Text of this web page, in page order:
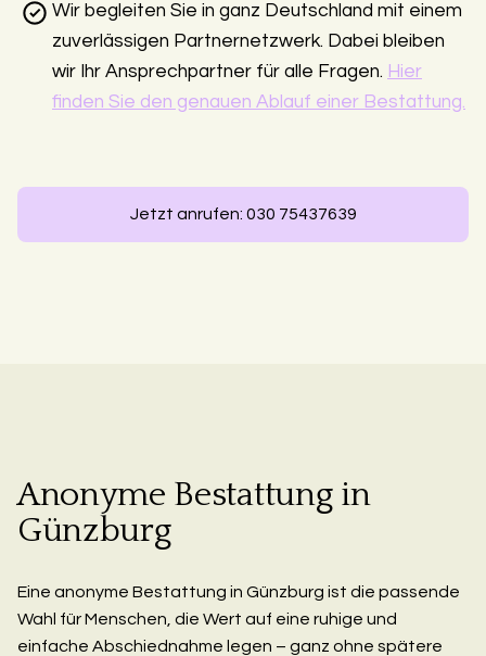
Wir begleiten Sie in ganz Deutschland mit einem
zuverlässigen Partnernetzwerk. Dabei bleiben
wir Ihr Ansprechpartner für alle Fragen. Hier
finden Sie den genauen Ablauf einer Bestattung.
Jetzt anrufen: 030 75437639
Anonyme Bestattung in
Günzburg
Eine anonyme Bestattung in Günzburg ist die passende
Wahl für Menschen, die Wert auf eine ruhige und
einfache Abschiednahme legen – ganz ohne spätere